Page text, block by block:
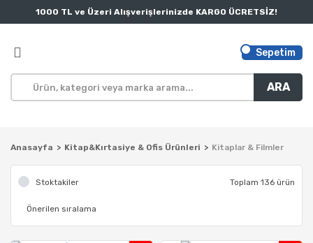
1000 TL ve Üzeri Alışverişlerinizde KARGO ÜCRETSİZ!
ARA
Sepetim
Anasayfa Kitap&Kırtasiye & Ofis Ürünleri Kitaplar & Filmler
Stoktakiler Toplam 136 ürün